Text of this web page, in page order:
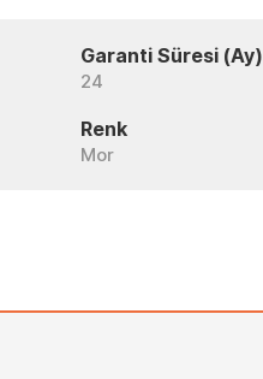
Garanti Süresi (Ay)
24
Renk
Mor